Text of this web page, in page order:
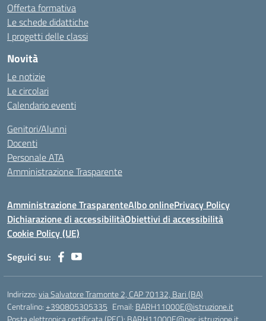
Offerta formativa
Le schede didattiche
I progetti delle classi
Novità
Le notizie
Le circolari
Calendario eventi
Genitori/Alunni
Docenti
Personale ATA
Amministrazione Trasparente
Amministrazione TrasparenteAlbo onlinePrivacy Policy
Dichiarazione di accessibilitàObiettivi di accessibilità
Cookie Policy (UE)
Seguici su:
Indirizzo:via Salvatore Tramonte 2, CAP 70132, Bari (BA)
Centralino:+390805305335 Email: BARH11000E@istruzione.it